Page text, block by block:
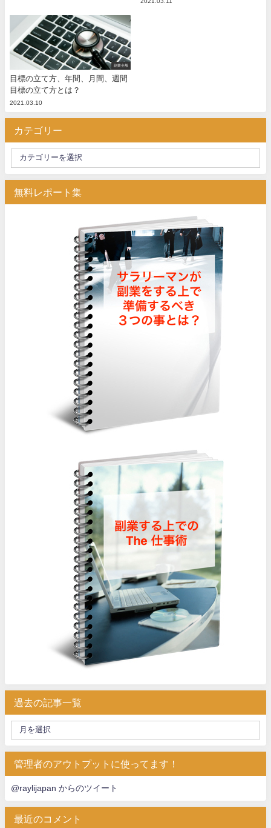
副業全般
目標の立て方、年間、月間、週間
目標の立て方とは？
2021.03.10
カテゴリー
無料レポート集
過去の記事一覧
管理者のアウトプットに使ってます！
@raylijapan からのツイート
最近のコメント